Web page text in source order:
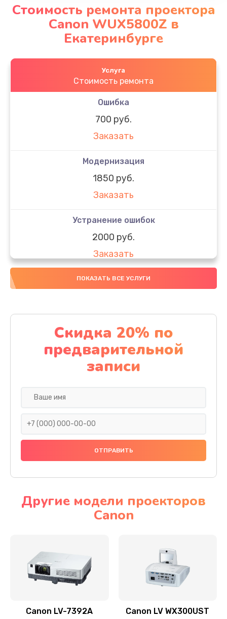
Стоимость ремонта проектора
Canon WUX5800Z в
Екатеринбурге
Услуга
Стоимость ремонта
Ошибка
700 руб.
Заказать
Модернизация
1850 руб.
Заказать
Устранение ошибок
2000 руб.
Заказать
Ремонт после залития
Заказать
Ремонт электроплаты
1320 руб.
Заказать
Замена датчика
Замена дисплея
Замена кнопки
Заказать
ПОКАЗАТЬ ВСЕ УСЛУГИ
Скидка 20% по
предварительной
записи
Другие модели проекторов
Canon
Canon LV-7392A Canon LV WX300UST